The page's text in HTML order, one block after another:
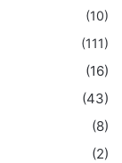
(10)
(111)
(16)
(43)
(8)
(2)